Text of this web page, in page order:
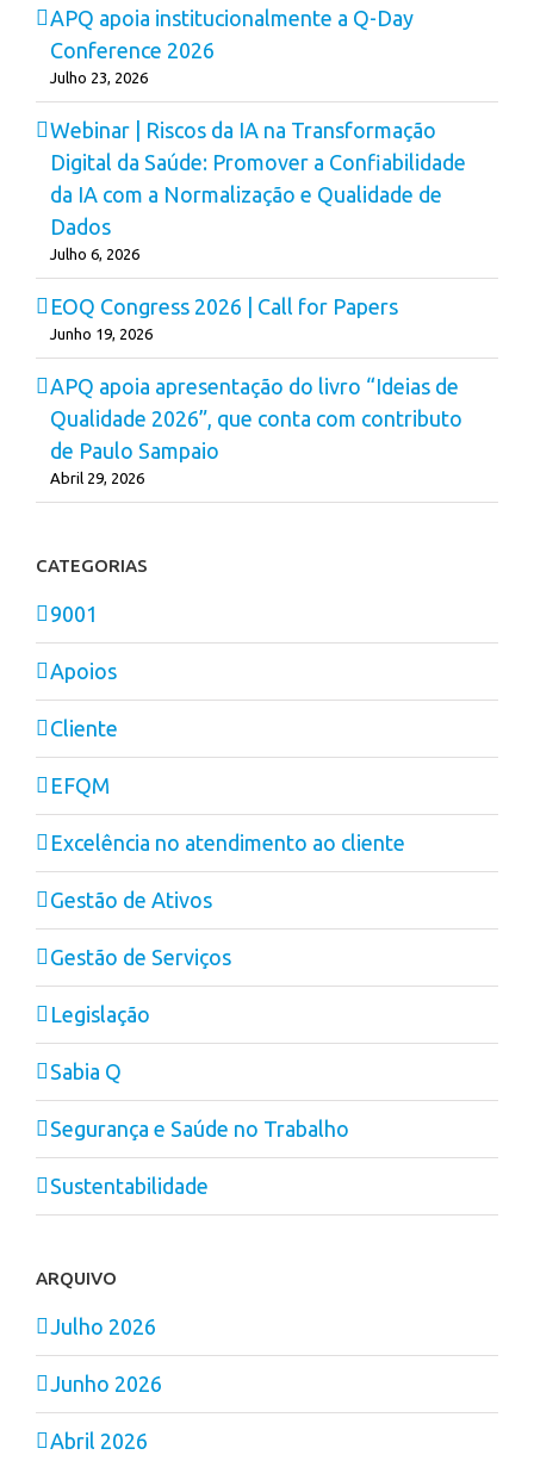
APQ apoia institucionalmente a Q-Day
Conference 2026
Julho 23, 2026
Webinar | Riscos da IA na Transformação
Digital da Saúde: Promover a Confiabilidade
da IA com a Normalização e Qualidade de
Dados
Julho 6, 2026
EOQ Congress 2026 | Call for Papers
Junho 19, 2026
APQ apoia apresentação do livro “Ideias de
Qualidade 2026”, que conta com contributo
de Paulo Sampaio
Abril 29, 2026
CATEGORIAS
9001
Apoios
Cliente
EFQM
Excelência no atendimento ao cliente
Gestão de Ativos
Gestão de Serviços
Legislação
Sabia Q
Segurança e Saúde no Trabalho
Sustentabilidade
ARQUIVO
Julho 2026
Junho 2026
Abril 2026